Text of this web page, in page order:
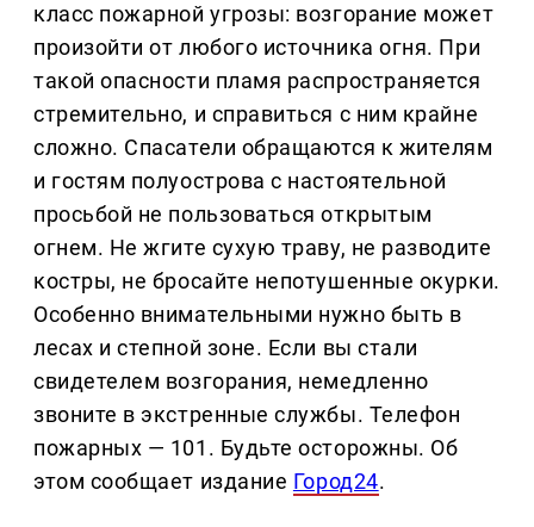
класс пожарной угрозы: возгорание может
произойти от любого источника огня. При
такой опасности пламя распространяется
стремительно, и справиться с ним крайне
сложно. Спасатели обращаются к жителям
и гостям полуострова с настоятельной
просьбой не пользоваться открытым
огнем. Не жгите сухую траву, не разводите
костры, не бросайте непотушенные окурки.
Особенно внимательными нужно быть в
лесах и степной зоне. Если вы стали
свидетелем возгорания, немедленно
звоните в экстренные службы. Телефон
пожарных — 101. Будьте осторожны. Об
этом сообщает издание Город24.